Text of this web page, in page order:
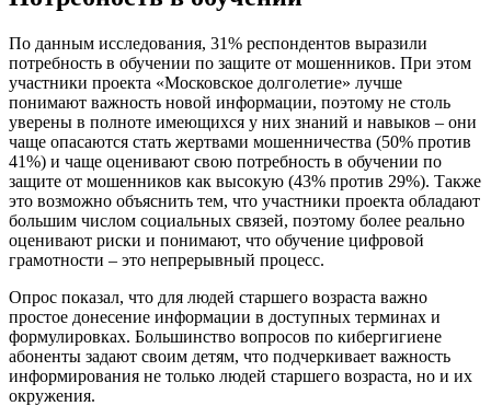
По данным исследования, 31% респондентов выразили
потребность в обучении по защите от мошенников. При этом
участники проекта «Московское долголетие» лучше
понимают важность новой информации, поэтому не столь
уверены в полноте имеющихся у них знаний и навыков – они
чаще опасаются стать жертвами мошенничества (50% против
41%) и чаще оценивают свою потребность в обучении по
защите от мошенников как высокую (43% против 29%). Также
это возможно объяснить тем, что участники проекта обладают
большим числом социальных связей, поэтому более реально
оценивают риски и понимают, что обучение цифровой
грамотности – это непрерывный процесс.
Опрос показал, что для людей старшего возраста важно
простое донесение информации в доступных терминах и
формулировках. Большинство вопросов по кибергигиене
абоненты задают своим детям, что подчеркивает важность
информирования не только людей старшего возраста, но и их
окружения.